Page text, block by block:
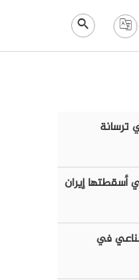
ترسانة
أسقطتها إيران
في